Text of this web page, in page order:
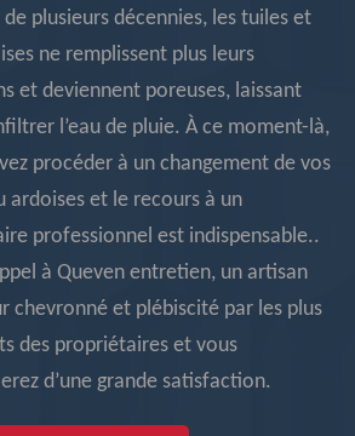
plusieurs décennies, les tuiles et
ne remplissent plus leurs
et deviennent poreuses, laissant
l’eau de pluie. À ce moment-là,
procéder à un changement de vos
ardoises et le recours à un
professionnel est indispensable..
à Queven entretien, un artisan
chevronné et plébiscité par les plus
des propriétaires et vous
d’une grande satisfaction.